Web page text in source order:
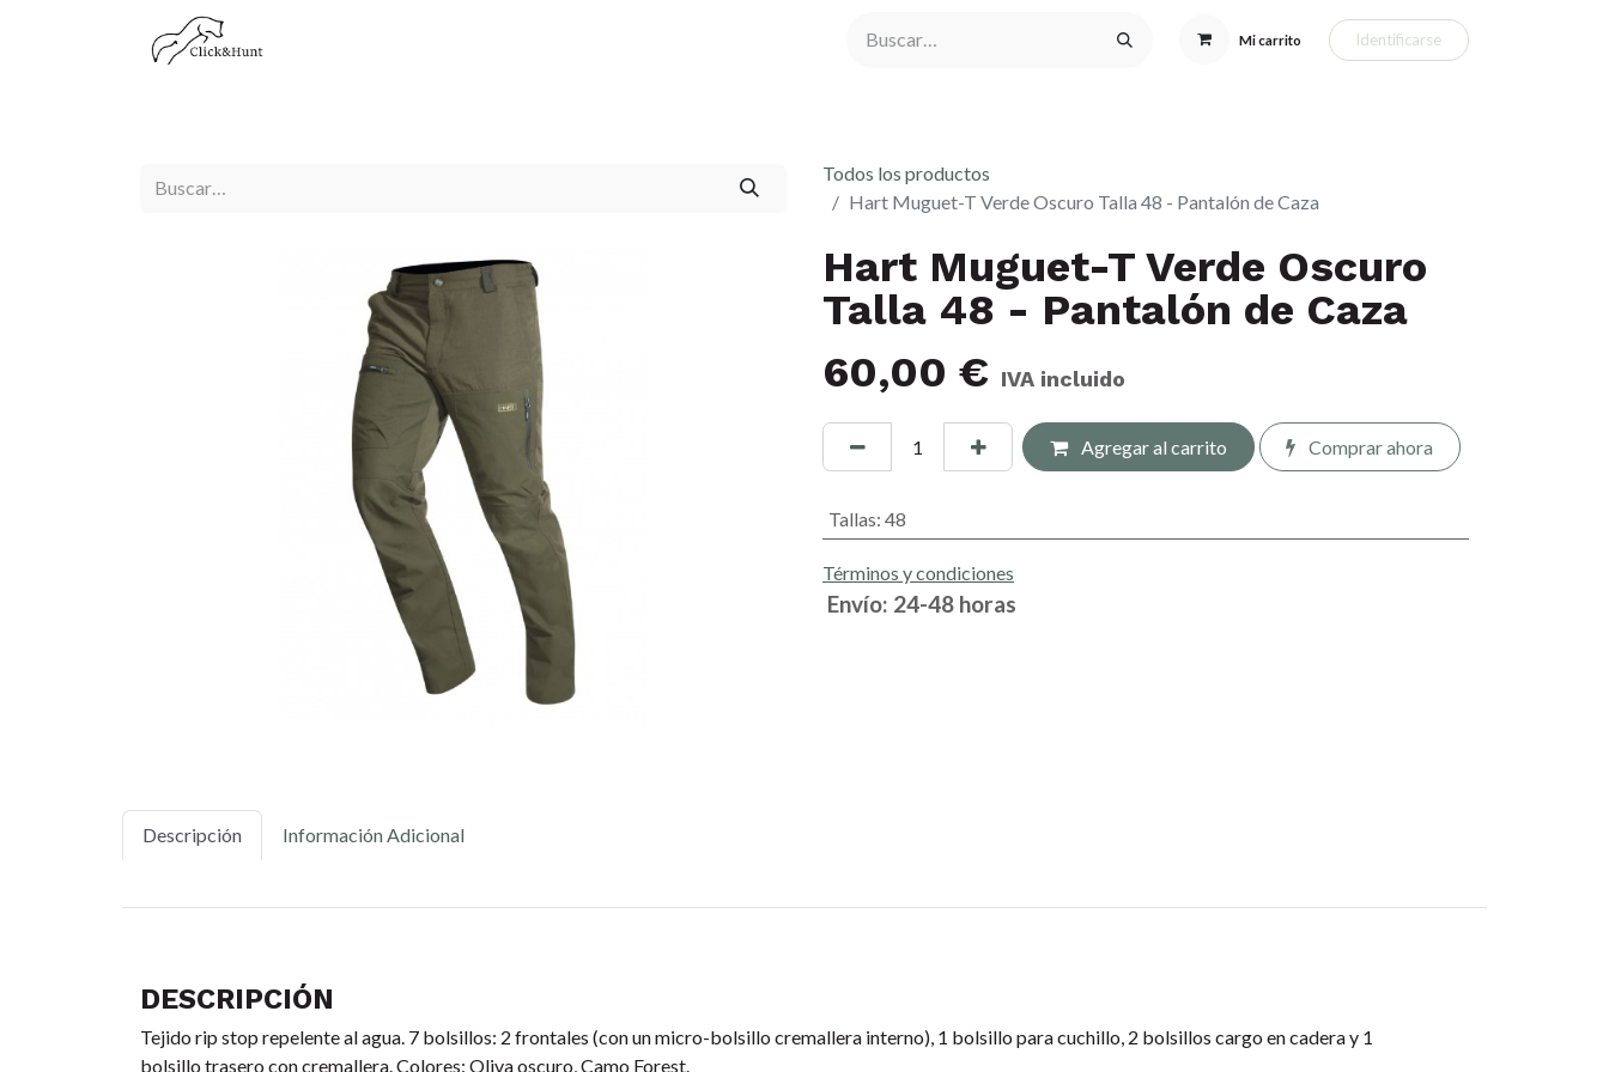
Mi carrito Identificarse
Todos los productos
Hart Muguet-T Verde Oscuro Talla 48 - Pantalón de Caza
Hart Muguet-T Verde Oscuro
Talla 48 - Pantalón de Caza
60,00 € IVA incluido
Agregar al carrito Comprar ahora
Tallas: 48
Términos y condiciones
Envío: 24-48 horas
Descripción Información Adicional
DESCRIPCIÓN
Tejido rip stop repelente al agua. 7 bolsillos: 2 frontales (con un micro-bolsillo cremallera interno), 1 bolsillo para cuchillo, 2 bolsillos cargo en cadera y 1
bolsillo trasero con cremallera. Colores: Oliva oscuro, Camo Forest.